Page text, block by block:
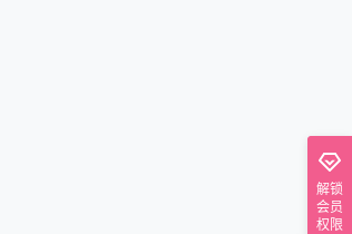
解锁
会员
权限